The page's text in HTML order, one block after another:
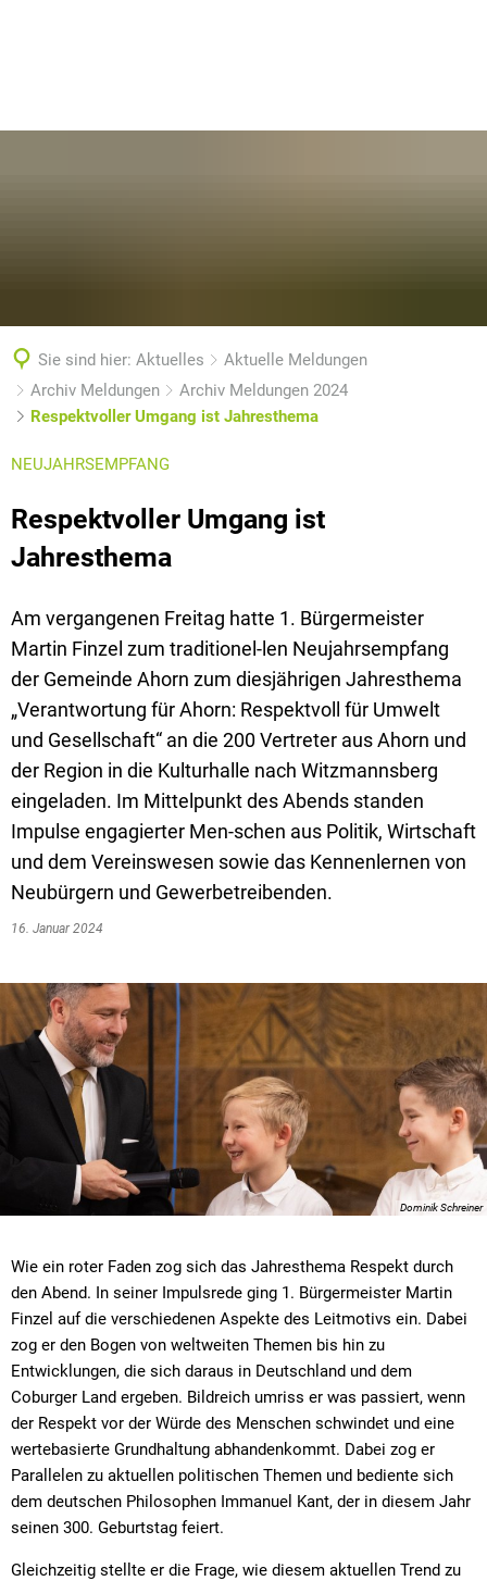
Sie sind hier: Aktuelles
Aktuelle Meldungen
Archiv Meldungen
Archiv Meldungen 2024
Respektvoller Umgang ist Jahresthema
NEUJAHRSEMPFANG
Respektvoller Umgang ist
Jahresthema
Am vergangenen Freitag hatte 1. Bürgermeister
Martin Finzel zum traditionel-len Neujahrsempfang
der Gemeinde Ahorn zum diesjährigen Jahresthema
„Verantwortung für Ahorn: Respektvoll für Umwelt
und Gesellschaft“ an die 200 Vertreter aus Ahorn und
der Region in die Kulturhalle nach Witzmannsberg
eingeladen. Im Mittelpunkt des Abends standen
Impulse engagierter Men-schen aus Politik, Wirtschaft
und dem Vereinswesen sowie das Kennenlernen von
Neubürgern und Gewerbetreibenden.
16. Januar 2024
Dominik Schreiner
Wie ein roter Faden zog sich das Jahresthema Respekt durch
den Abend. In seiner Impulsrede ging 1. Bürgermeister Martin
Finzel auf die verschiedenen Aspekte des Leitmotivs ein. Dabei
zog er den Bogen von weltweiten Themen bis hin zu
Entwicklungen, die sich daraus in Deutschland und dem
Coburger Land ergeben. Bildreich umriss er was passiert, wenn
der Respekt vor der Würde des Menschen schwindet und eine
wertebasierte Grundhaltung abhandenkommt. Dabei zog er
Parallelen zu aktuellen politischen Themen und bediente sich
dem deutschen Philosophen Immanuel Kant, der in diesem Jahr
seinen 300. Geburtstag feiert.
Gleichzeitig stellte er die Frage, wie diesem aktuellen Trend zu